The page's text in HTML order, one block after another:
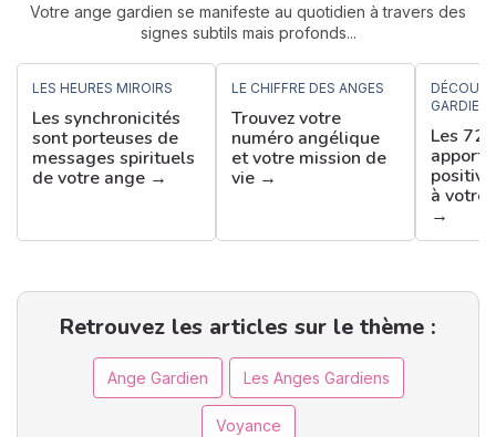
Votre ange gardien se manifeste au quotidien à travers des
signes subtils mais profonds...
LES HEURES MIROIRS
Les synchronicités
sont porteuses de
messages spirituels
de votre ange →
LE CHIFFRE DES ANGES
Trouvez votre
numéro angélique
et votre mission de
vie →
Les 72
à votre
→
Retrouvez les articles sur le thème :
Ange Gardien Les Anges Gardiens
Voyance